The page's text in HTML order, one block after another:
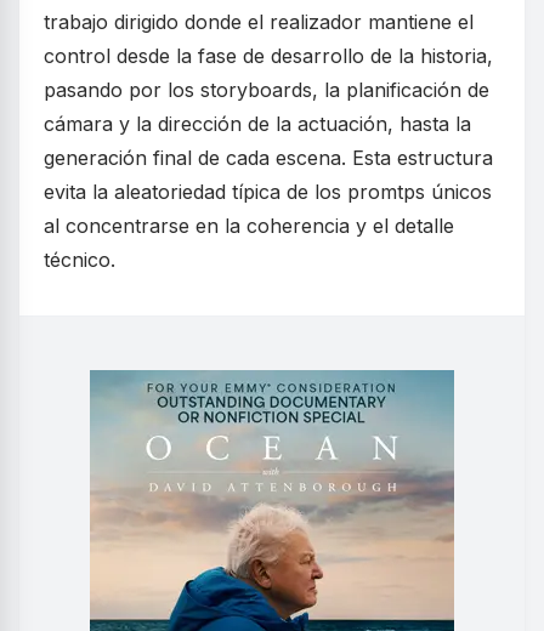
trabajo dirigido donde el realizador mantiene el
control desde la fase de desarrollo de la historia,
pasando por los storyboards, la planificación de
cámara y la dirección de la actuación, hasta la
generación final de cada escena. Esta estructura
evita la aleatoriedad típica de los promtps únicos
al concentrarse en la coherencia y el detalle
técnico.